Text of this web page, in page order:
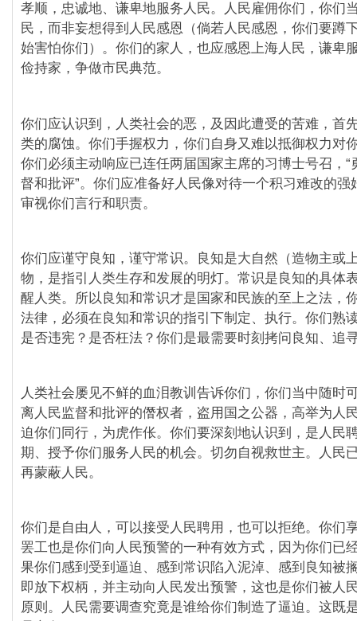
孝顺，忠诚地、谦卑地服务人民。人民雇佣你们，你们
民，而非妄想得到人民感恩（倘若人民感恩，你们要蹲
始害怕你们）。你们的家人，也应感恩上海人民，谦卑
俭持家，争做市民典范。
你们应认识到，人类社会的恶，及因此遭受的苦难，首
类的腐蚀。你们手握权力，你们自身又难以抵御权力对
你们必须主动响应已连任两届国家主席的习博士号召，“
督和批评”。你们应准备好人民像对待一个积习难改的强
审视你们言行和职责。
你们应谨守良知，谨守常识。良知是大自然（造物主或
物，是指引人类生存和发展的明灯。常识是良知的具体
醒人类。所以良知和常识才是国家和民族的至上之法，
法律，必须在良知和常识的指引下制定、执行。你们熟
是否违宪？是否枉法？你们是最需要时刻拷问良知、追
人类社会屡见不鲜的血泪教训告诉你们，你们当中随时
离人民监督和批评的僭权者，盗用国之公器，高举为人
迫你们同行，为虎作伥。你们要深刻地认识到，是人民
期、授予你们服务人民的机会。切勿自视救世主。人民
再蒙蔽人民。
你们是自由人，可以接受人民聘用，也可以拒绝。你们
罢工也是你们向人民预警的一种有效方式，因为你们已
果你们感到受到逼迫、感到常识陷入泥淖、感到良知被
即放下权柄，并主动向人民发出预警，这也是你们被人
原则。人民需要调查究竟是谁给你们制造了逼迫。这既